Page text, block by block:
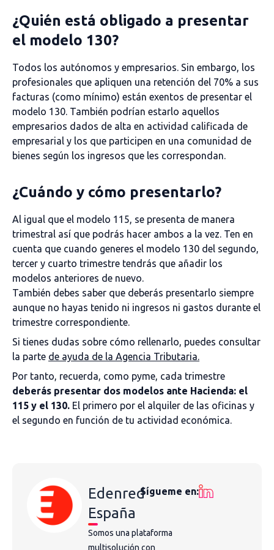
¿Quién está obligado a presentar
el modelo 130?
Todos los autónomos y empresarios. Sin embargo, los
profesionales que apliquen una retención del 70% a sus
facturas (como mínimo) están exentos de presentar el
modelo 130. También podrían estarlo aquellos
empresarios dados de alta en actividad calificada de
empresarial y los que participen en una comunidad de
bienes según los ingresos que les correspondan.
¿Cuándo y cómo presentarlo?
Al igual que el modelo 115, se presenta de manera
trimestral así que podrás hacer ambos a la vez. Ten en
cuenta que cuando generes el modelo 130 del segundo,
tercer y cuarto trimestre tendrás que añadir los
modelos anteriores de nuevo.
También debes saber que deberás presentarlo siempre
aunque no hayas tenido ni ingresos ni gastos durante el
trimestre correspondiente.
Si tienes dudas sobre cómo rellenarlo, puedes consultar
la parte de ayuda de la Agencia Tributaria.
Por tanto, recuerda, como pyme, cada trimestre
deberás presentar dos modelos ante Hacienda: el
115 y el 130. El primero por el alquiler de las oficinas y
el segundo en función de tu actividad económica.
Edenred
España
Somos una plataforma
multisolución con
Sígueme en: